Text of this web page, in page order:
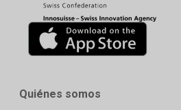
Quiénes somos